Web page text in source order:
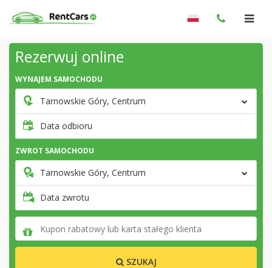
Rezerwuj online
WYNAJEM SAMOCHODU
Tarnowskie Góry, Centrum
Data odbioru
ZWROT SAMOCHODU
Tarnowskie Góry, Centrum
Data zwrotu
SZUKAJ